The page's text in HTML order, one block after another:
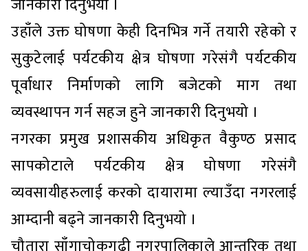
उहाँले उक्त घोषणा केही दिनभित्र गर्ने तयारी रहेको र
सुकुटेलाई पर्यटकीय क्षेत्र घोषणा गरेसंगै पर्यटकीय
पूर्वाधार निर्माणको लागि बजेटको माग तथा
व्यवस्थापन गर्न सहज हुने जानकारी दिनुभयो ।
नगरका प्रमुख प्रशासकीय अधिकृत वैकुण्ठ प्रसाद
सापकोटाले पर्यटकीय क्षेत्र घोषणा गरेसंगै
व्यवसायीहरुलाई करको दायारामा ल्याउँदा नगरलाई
आम्दानी बढ्ने जानकारी दिनुभयो ।